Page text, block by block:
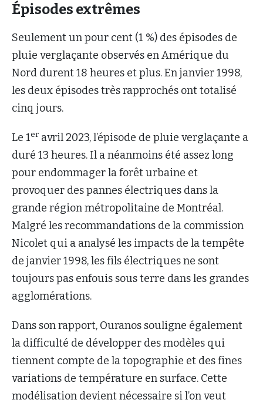
Épisodes extrêmes
Seulement un pour cent (1 %) des épisodes de
pluie verglaçante observés en Amérique du
Nord durent 18 heures et plus. En janvier 1998,
les deux épisodes très rapprochés ont totalisé
cinq jours.
Le 1er avril 2023, l’épisode de pluie verglaçante a
duré 13 heures. Il a néanmoins été assez long
pour endommager la forêt urbaine et
provoquer des pannes électriques dans la
grande région métropolitaine de Montréal.
Malgré les recommandations de la commission
Nicolet qui a analysé les impacts de la tempête
de janvier 1998, les fils électriques ne sont
toujours pas enfouis sous terre dans les grandes
agglomérations.
Dans son rapport, Ouranos souligne également
la difficulté de développer des modèles qui
tiennent compte de la topographie et des fines
variations de température en surface. Cette
modélisation devient nécessaire si l’on veut